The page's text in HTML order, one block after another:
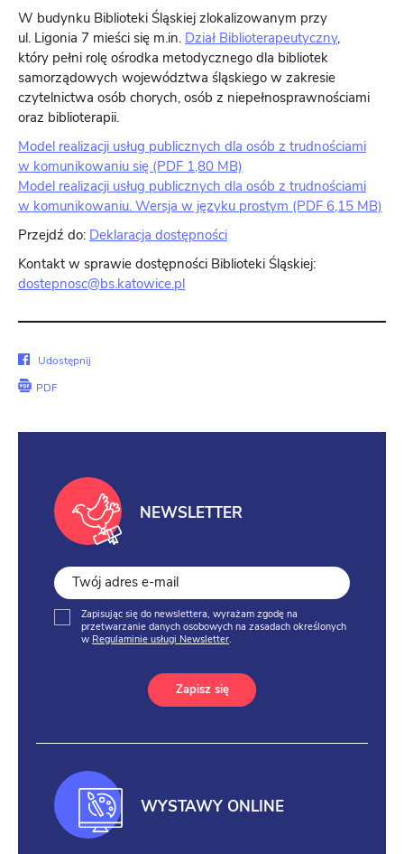
W budynku Biblioteki Śląskiej zlokalizowanym przy
ul. Ligonia 7 mieści się m.in. Dział Biblioterapeutyczny,
który pełni rolę ośrodka metodycznego dla bibliotek
samorządowych województwa śląskiego w zakresie
czytelnictwa osób chorych, osób z niepełnosprawnościami
oraz biblioterapii.
Model realizacji usług publicznych dla osób z trudnościami
w komunikowaniu się (PDF 1,80 MB)
Model realizacji usług publicznych dla osób z trudnościami
w komunikowaniu. Wersja w języku prostym (PDF 6,15 MB)
Przejdź do: Deklaracja dostępności
Kontakt w sprawie dostępności Biblioteki Śląskiej:
dostepnosc@bs.katowice.pl
Udostępnij
Facebook
Udostępnij
PDF
NEWSLETTER
Zapisując się do newslettera, wyrażam zgodę na
przetwarzanie danych osobowych na zasadach określonych
w Regulaminie usługi Newsletter.
Zapisz się
WYSTAWY ONLINE